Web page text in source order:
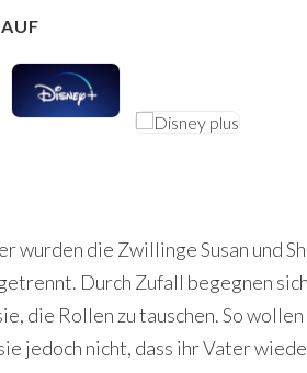
wurden die Zwillinge Susan und
Durch Zufall begegnen
die Rollen zu tauschen. So
jedoch nicht, dass ihr Vater